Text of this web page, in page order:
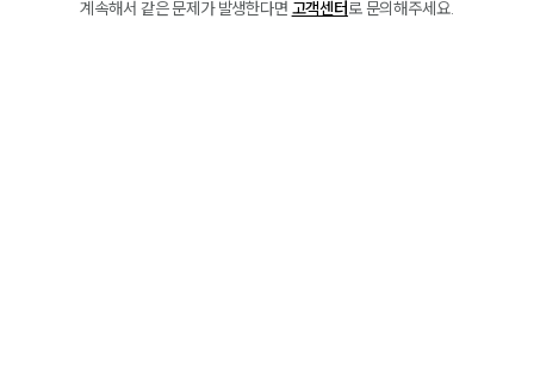
계속해서 같은 문제가 발생한다면 고객센터로 문의해주세요.